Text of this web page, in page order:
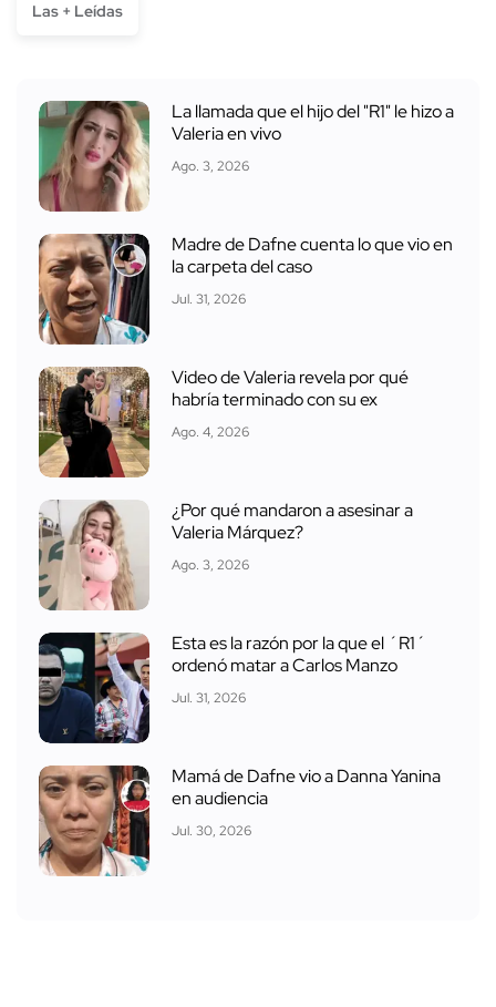
Las + Leídas
La llamada que el hijo del "R1" le hizo a
Valeria en vivo
Ago. 3, 2026
Madre de Dafne cuenta lo que vio en
la carpeta del caso
Jul. 31, 2026
Video de Valeria revela por qué
habría terminado con su ex
Ago. 4, 2026
¿Por qué mandaron a asesinar a
Valeria Márquez?
Ago. 3, 2026
Esta es la razón por la que el ´R1´
ordenó matar a Carlos Manzo
Jul. 31, 2026
Mamá de Dafne vio a Danna Yanina
en audiencia
Jul. 30, 2026